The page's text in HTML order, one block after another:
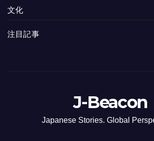
文化
注目記事
J-Beacon
Japanese Stories. Global